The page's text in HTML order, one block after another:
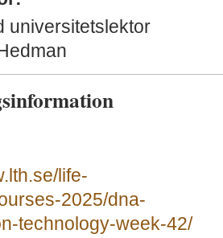
universitetslektor
life-
2025/dna-
technology-week-42/